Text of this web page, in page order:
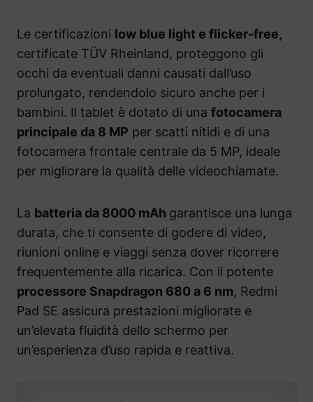
Le certificazioni low blue light e flicker-free,
certificate TÜV Rheinland, proteggono gli
occhi da eventuali danni causati dall’uso
prolungato, rendendolo sicuro anche per i
bambini. Il tablet è dotato di una fotocamera
principale da 8 MP per scatti nitidi e di una
fotocamera frontale centrale da 5 MP, ideale
per migliorare la qualità delle videochiamate.
La batteria da 8000 mAh garantisce una lunga
durata, che ti consente di godere di video,
riunioni online e viaggi senza dover ricorrere
frequentemente alla ricarica. Con il potente
processore Snapdragon 680 a 6 nm, Redmi
Pad SE assicura prestazioni migliorate e
un’elevata fluidità dello schermo per
un’esperienza d’uso rapida e reattiva.